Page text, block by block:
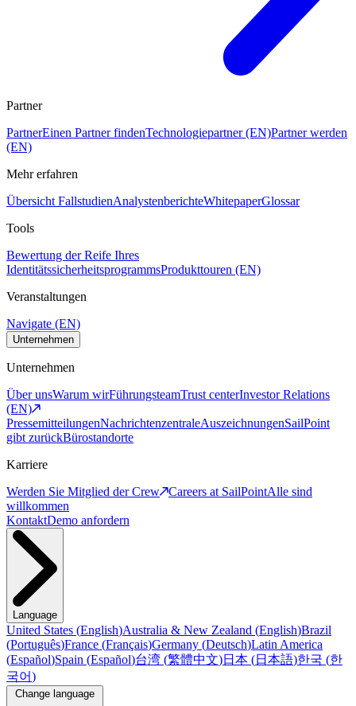
Partner
PartnerEinen Partner findenTechnologiepartner (EN)Partner werden
(EN)
Mehr erfahren
Übersicht FallstudienAnalystenberichteWhitepaperGlossar
Tools
Bewertung der Reife Ihres
IdentitätssicherheitsprogrammsProdukttouren (EN)
Veranstaltungen
Navigate (EN)
Unternehmen
Unternehmen
Über unsWarum wirFührungsteamTrust centerInvestor Relations
(EN)
PressemitteilungenNachrichtenzentraleAuszeichnungenSailPoint
gibt zurückBürostandorte
Karriere
Werden Sie Mitglied der Crew
Careers at SailPointAlle sind
willkommen
KontaktDemo anfordern
Language
United States (English)Australia & New Zealand (English)Brazil
(Português)France (Français)Germany (Deutsch)Latin America
(Español)Spain (Español)台湾 (繁體中文)日本 (日本語)한국 (한
국어)
Change language